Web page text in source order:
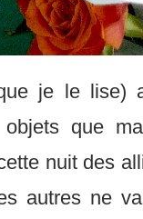
je le lise)
que
nuit des
autres ne